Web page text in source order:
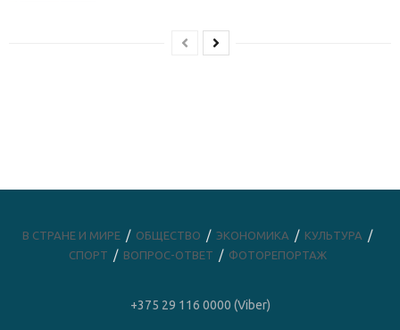
В СТРАНЕ И МИРЕ ОБЩЕСТВО ЭКОНОМИКА
КУЛЬТУРА
СПОРТ
ВОПРОС-ОТВЕТ ФОТОРЕПОРТАЖ
+375 29 116 0000 (Viber)